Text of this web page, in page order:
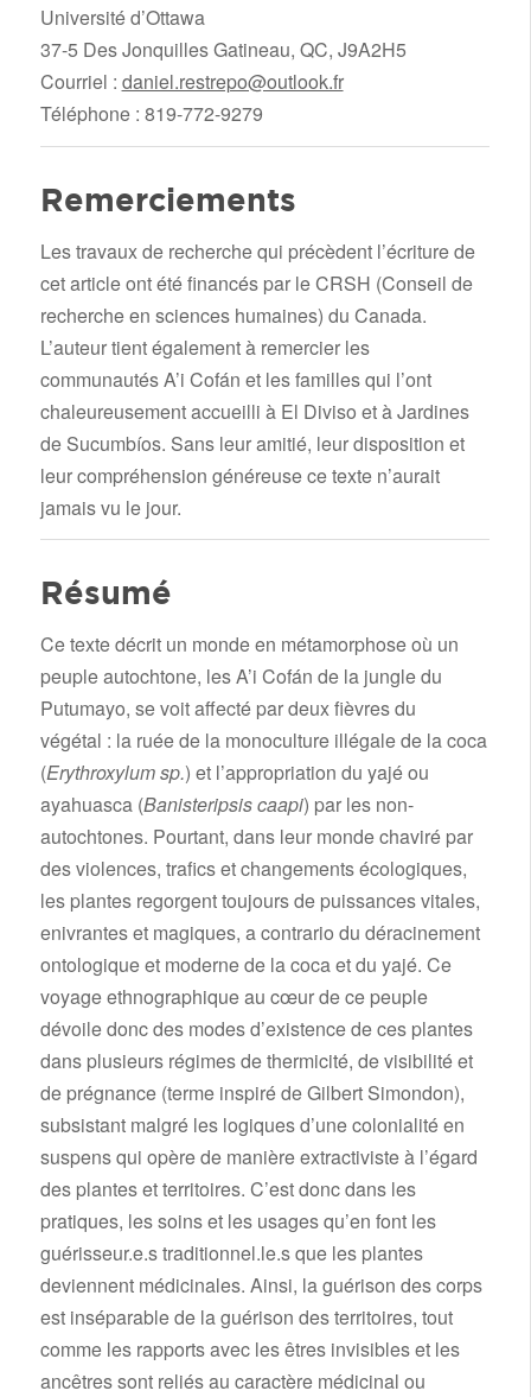
Université d’Ottawa
37-5 Des Jonquilles Gatineau, QC, J9A2H5
Courriel : daniel.restrepo@outlook.fr
Téléphone : 819-772-9279
Remerciements
Les travaux de recherche qui précèdent l’écriture de
cet article ont été financés par le CRSH (Conseil de
recherche en sciences humaines) du Canada.
L’auteur tient également à remercier les
communautés A’i Cofán et les familles qui l’ont
chaleureusement accueilli à El Diviso et à Jardines
de Sucumbíos. Sans leur amitié, leur disposition et
leur compréhension généreuse ce texte n’aurait
jamais vu le jour.
Résumé
Ce texte décrit un monde en métamorphose où un
peuple autochtone, les A’i Cofán de la jungle du
Putumayo, se voit affecté par deux fièvres du
végétal : la ruée de la monoculture illégale de la coca
(Erythroxylum sp.) et l’appropriation du yajé ou
ayahuasca (Banisteripsis caapi) par les non-
autochtones. Pourtant, dans leur monde chaviré par
des violences, trafics et changements écologiques,
les plantes regorgent toujours de puissances vitales,
enivrantes et magiques, a contrario du déracinement
ontologique et moderne de la coca et du yajé. Ce
voyage ethnographique au cœur de ce peuple
dévoile donc des modes d’existence de ces plantes
dans plusieurs régimes de thermicité, de visibilité et
de prégnance (terme inspiré de Gilbert Simondon),
subsistant malgré les logiques d’une colonialité en
suspens qui opère de manière extractiviste à l’égard
des plantes et territoires. C’est donc dans les
pratiques, les soins et les usages qu’en font les
guérisseur.e.s traditionnel.le.s que les plantes
deviennent médicinales. Ainsi, la guérison des corps
est inséparable de la guérison des territoires, tout
comme les rapports avec les êtres invisibles et les
ancêtres sont reliés au caractère médicinal ou